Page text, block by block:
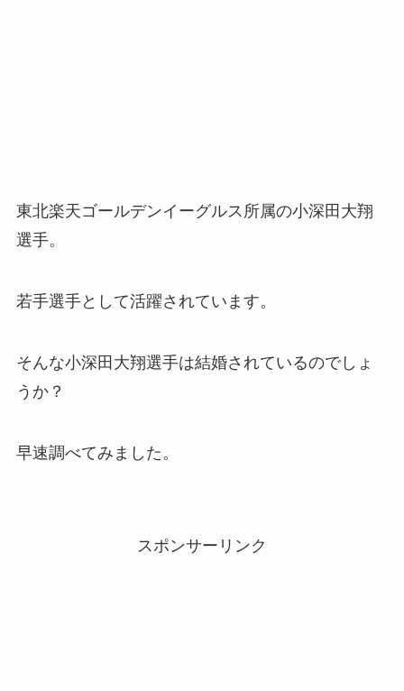
東北楽天ゴールデンイーグルス所属の小深田大翔
選手。
若手選手として活躍されています。
そんな小深田大翔選手は結婚されているのでしょ
うか？
早速調べてみました。
スポンサーリンク